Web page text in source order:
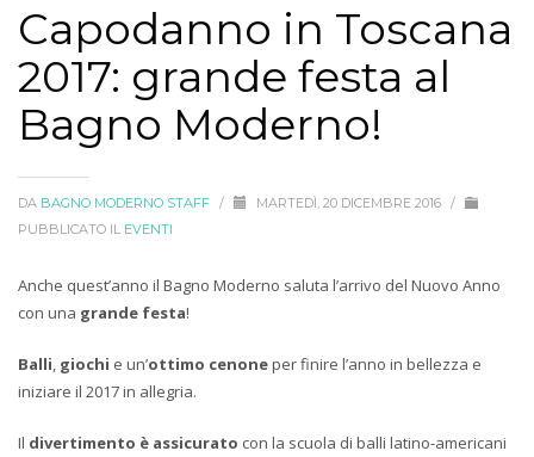
Capodanno in Toscana
2017: grande festa al
Bagno Moderno!
DA BAGNO MODERNO STAFF / MARTEDÌ, 20 DICEMBRE 2016 /
PUBBLICATO IL EVENTI
Anche quest’anno il Bagno Moderno saluta l’arrivo del Nuovo Anno
con una grande festa!
Balli giochi e un’ottimo cenoneper finire l’anno in bellezza e
iniziare il 2017 in allegria.
Il divertimento è assicurato con la scuola di balli latino-americani